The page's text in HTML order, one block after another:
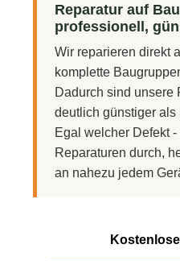
Reparatur auf
professionell,
Wir reparieren direkt
komplette
Dadurch sind unsere
deutlich günstiger als
Egal welcher Defekt
Reparaturen durch,
an nahezu jedem